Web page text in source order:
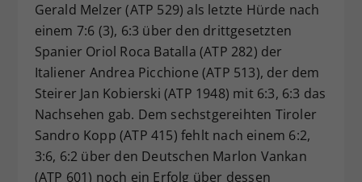
Gerald Melzer (ATP 529) als letzte Hürde nach
einem 7:6 (3), 6:3 über den drittgesetzten
Spanier Oriol Roca Batalla (ATP 282) der
Italiener Andrea Picchione (ATP 513), der dem
Steirer Jan Kobierski (ATP 1948) mit 6:3, 6:3 das
Nachsehen gab. Dem sechstgereihten Tiroler
Sandro Kopp (ATP 415) fehlt nach einem 6:2,
3:6, 6:2 über den Deutschen Marlon Vankan
(ATP 601) noch ein Erfolg über dessen